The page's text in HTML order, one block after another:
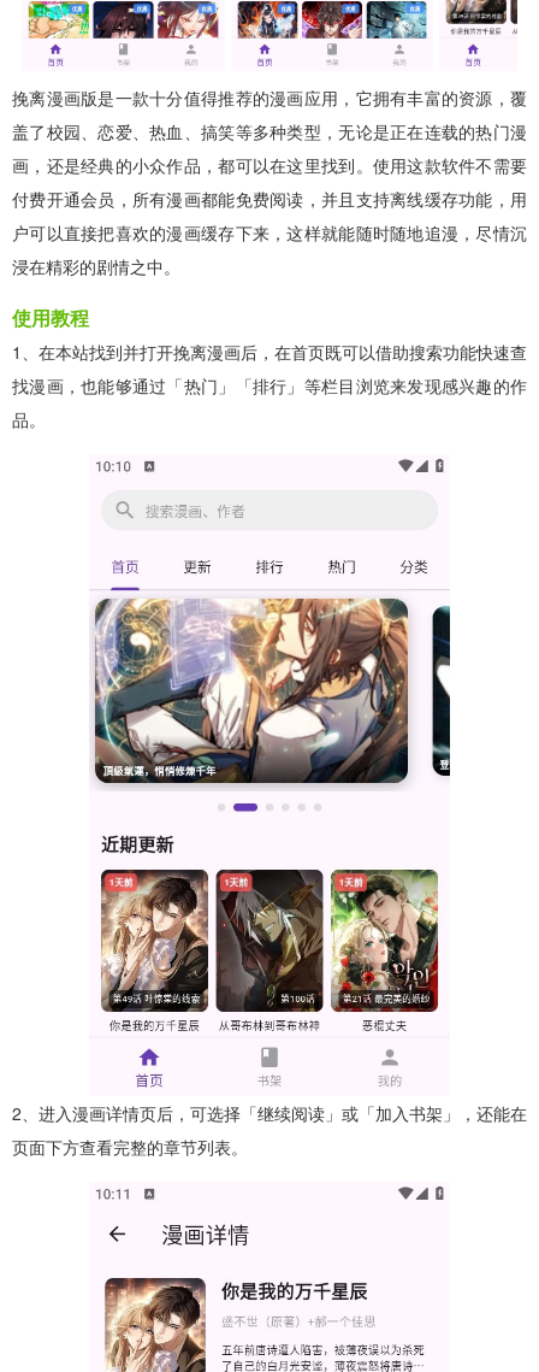
挽离漫画版是一款十分值得推荐的漫画应用，它拥有丰富的资源，覆
盖了校园、恋爱、热血、搞笑等多种类型，无论是正在连载的热门漫
画，还是经典的小众作品，都可以在这里找到。使用这款软件不需要
付费开通会员，所有漫画都能免费阅读，并且支持离线缓存功能，用
户可以直接把喜欢的漫画缓存下来，这样就能随时随地追漫，尽情沉
浸在精彩的剧情之中。
使用教程
1、在本站找到并打开挽离漫画后，在首页既可以借助搜索功能快速查
找漫画，也能够通过「热门」「排行」等栏目浏览来发现感兴趣的作
品。
2、进入漫画详情页后，可选择「继续阅读」或「加入书架」，还能在
页面下方查看完整的章节列表。